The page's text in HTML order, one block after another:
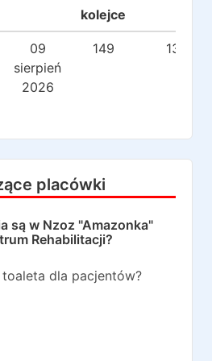
kolejce
09
sierpień
2026
149 130
placówki
są w Nzoz "Amazonka"
Rehabilitacji?
dla pacjentów?